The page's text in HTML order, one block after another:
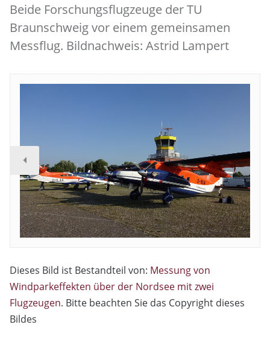
Beide Forschungsflugzeuge der TU
Braunschweig vor einem gemeinsamen
Messflug. Bildnachweis: Astrid Lampert
Dieses Bild ist Bestandteil von: Messung von
Windparkeffekten über der Nordsee mit zwei
Flugzeugen. Bitte beachten Sie das Copyright dieses
Bildes